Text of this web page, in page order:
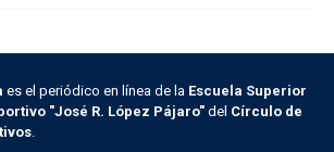
es el periódico en línea de la Escuela Superior
"José R. López Pájaro" del Círculo de